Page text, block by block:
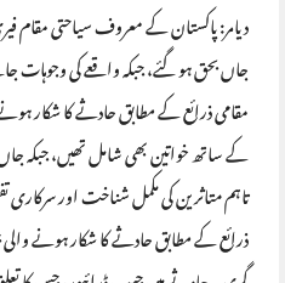
جاں بحق ہو گئے، جبکہ واقعے کی
مقامی ذرائع کے مطابق حادثے کا شکار
کے ساتھ خواتین بھی شامل تھیں، جبکہ جاں
تاہم متاثرین کی مکمل شناخت اور
ذرائع کے مطابق حادثے کا شکار ہونے